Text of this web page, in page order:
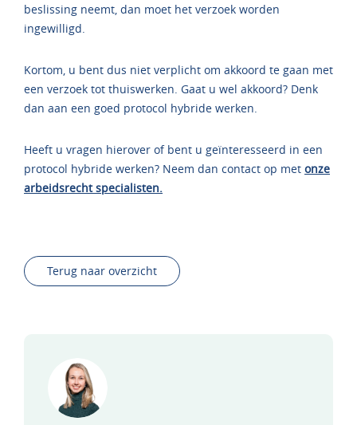
beslissing neemt, dan moet het verzoek worden
ingewilligd.
Kortom, u bent dus niet verplicht om akkoord te gaan met
een verzoek tot thuiswerken. Gaat u wel akkoord? Denk
dan aan een goed protocol hybride werken.
Heeft u vragen hierover of bent u geïnteresseerd in een
protocol hybride werken? Neem dan contact op met onze
arbeidsrecht specialisten.
Terug naar overzicht